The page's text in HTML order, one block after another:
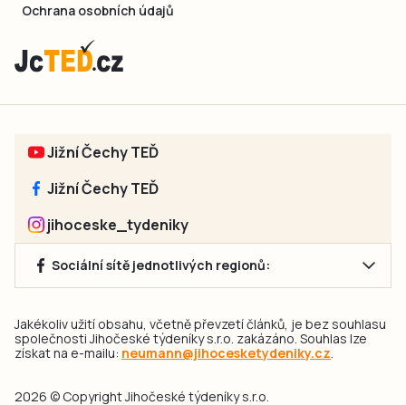
Ochrana osobních údajů
Jižní Čechy TEĎ
Jižní Čechy TEĎ
jihoceske_tydeniky
Sociální sítě jednotlivých regionů:
Jakékoliv užití obsahu, včetně převzetí článků, je bez souhlasu
společnosti Jihočeské týdeníky s.r.o. zakázáno. Souhlas lze
získat na e-mailu: neumann@jihocesketydeniky.cz
2026 © Copyright Jihočeské týdeníky s.r.o.